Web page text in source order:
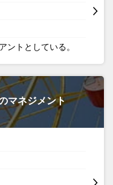
ントとしている。
マネジメント